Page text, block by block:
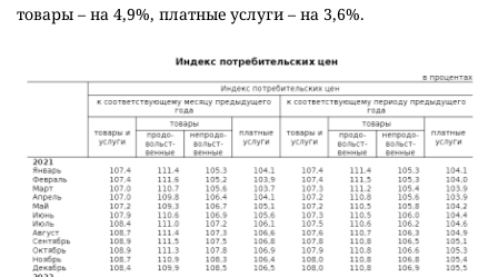
товары – на 4,9%, платные услуги – на 3,6%.